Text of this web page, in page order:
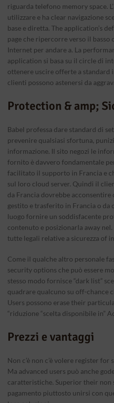
riguarda telefono memory space.
utilizzare e ha clear navigazione
base e diretta. The application’s
page che ripercorre verso il basso
Internet per andare a. La
application si basa su il circle di
ottenere uscire offerte a standard
clienti possono astenersi da
Protection & amp;
Babel professa dare standard di
prevenire qualsiasi sfortuna,
informazione. Il sito negozi le
fornito è davvero fondamentale
facilitato il supporto in Francia e
sul loro cloud server. Quindi il
da Francia dovrebbe
gestito e trasferito in Francia o da
luogo fornire un soddisfacente
contenuto e posizionarla away
tutte legali relative a sicurezza of
Come il qualche altro personale
security options che può essere
stesso modo fornisce “dark list”
quadrare qualcuno su off-chance
Users possono erase their
“riduzione “scelta disponibile in”
Prezzi e vantaggi
Non c’è non c’è volere register
Ma advanced users può anche
caratteristiche. Superior their non
pagamento piuttosto unirsi con